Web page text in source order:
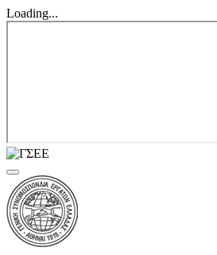
Loading...